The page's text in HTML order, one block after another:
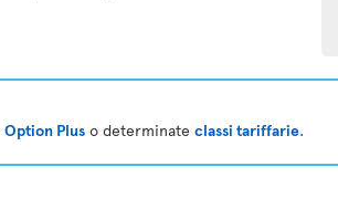
Option Plus o determinate classi tariffarie.